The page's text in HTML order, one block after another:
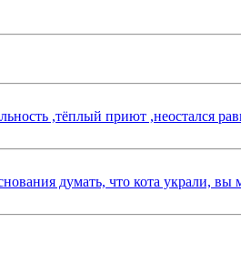
,тёплый приют ,неостался
думать, что кота украли, вы